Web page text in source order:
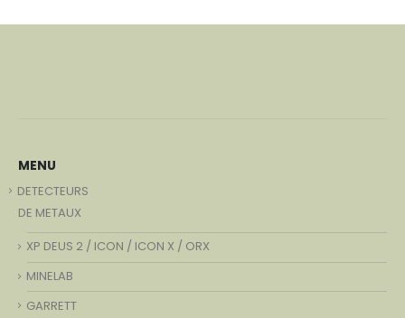
MENU
DETECTEURS
DE METAUX
XP DEUS 2 / ICON / ICON X / ORX
MINELAB
GARRETT